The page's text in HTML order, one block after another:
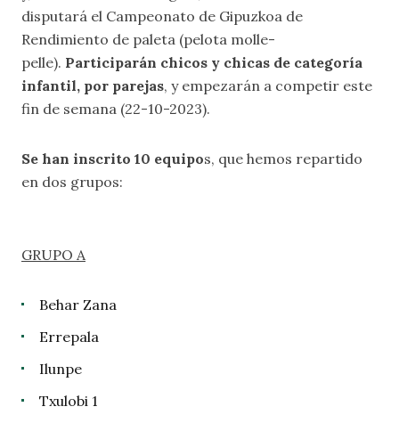
disputará el Campeonato de Gipuzkoa de
Rendimiento de paleta (pelota molle-
pelle). Participarán chicos y chicas de categoría
infantil, por parejas, y empezarán a competir este
fin de semana (22-10-2023).
Se han inscrito 10 equipos, que hemos repartido
en dos grupos:
GRUPO A
Behar Zana
Errepala
Ilunpe
Txulobi 1